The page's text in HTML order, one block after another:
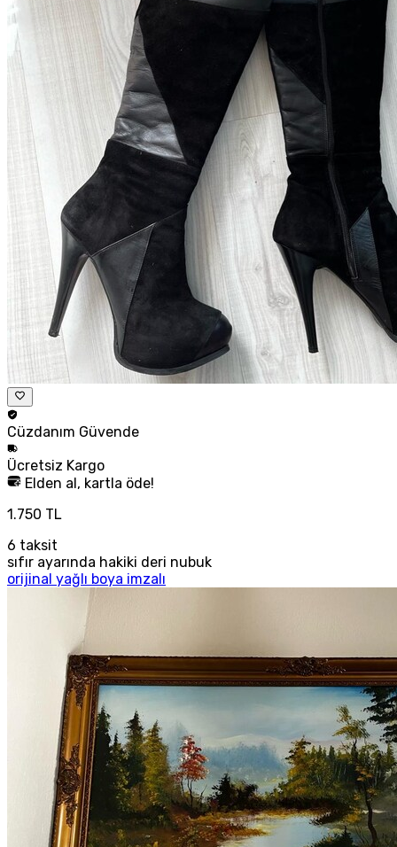
Cüzdanım Güvende
Ücretsiz Kargo
Elden al, kartla öde!
1.750 TL
6 taksit
sıfır ayarında hakiki deri nubuk
orijinal yağlı boya imzalı